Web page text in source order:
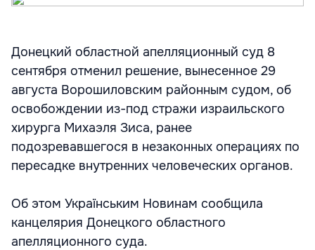
Донецкий областной апелляционный суд 8
сентября отменил решение, вынесенное 29
августа Ворошиловским районным судом, об
освобождении из-под стражи израильского
хирурга Михаэля Зиса, ранее
подозревавшегося в незаконных операциях по
пересадке внутренних человеческих органов.
Об этом Українським Новинам сообщила
канцелярия Донецкого областного
апелляционного суда.